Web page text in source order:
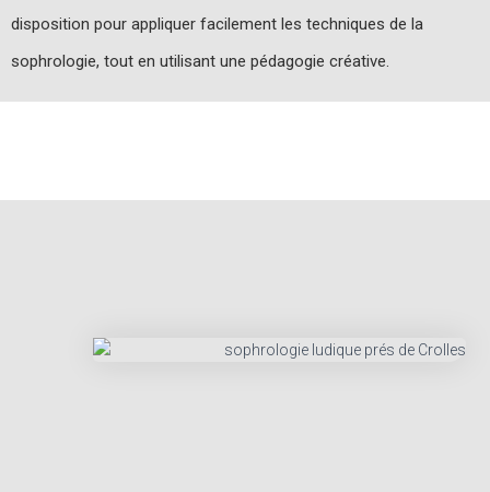
disposition pour appliquer facilement les techniques de la
sophrologie, tout en utilisant une pédagogie créative.